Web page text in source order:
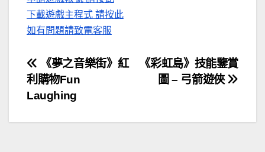
下載遊戲主程式 請按此
如有問題請致電客服
文
章
導
《彩虹島》技能鑒賞
圖 – 弓箭遊俠
《夢之音樂街》紅
利購物Fun
Laughing